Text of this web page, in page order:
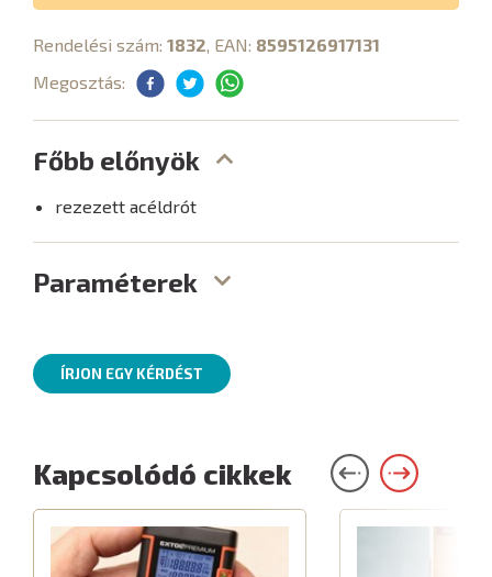
Rendelési szám: 1832 , EAN: 8595126917131
Megosztás:
Főbb előnyök
rezezett acéldrót
Paraméterek
ÍRJON EGY KÉRDÉST
Kapcsolódó cikkek